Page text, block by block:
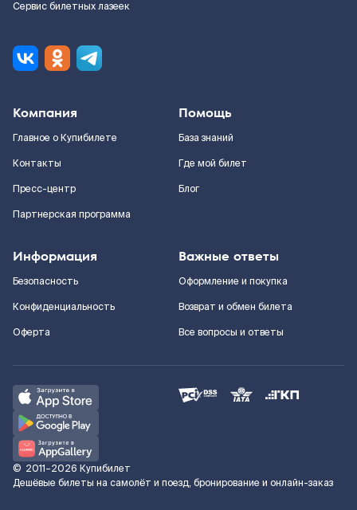
Сервис билетных лазеек
Компания
Главное о Купибилете
Контакты
Пресс-центр
Партнерская программа
Помощь
База знаний
Где мой билет
Блог
Информация
Безопасность
Конфиденциальность
Оферта
Важные ответы
Оформление и покупка
Возврат и обмен билета
Все вопросы и ответы
© 2011–2026 Купибилет
Дешёвые билеты на самолёт и поезд, бронирование и онлайн-заказ